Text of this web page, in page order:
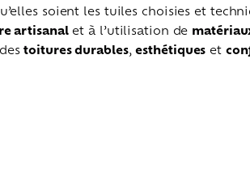
Entretien / démoussage
soient les tuiles choisies et
artisanalet à l’utilisation de
toitures durables,esthétiques et